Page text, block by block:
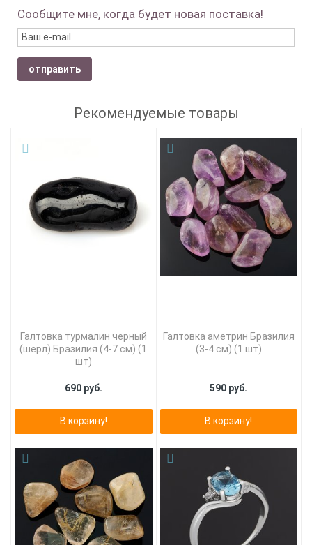
Сообщите мне, когда будет новая поставка!
отправить
Рекомендуемые товары
Галтовка турмалин черный
(шерл) Бразилия (4-7 см) (1
шт)
690 руб.
В корзину!
Галтовка аметрин Бразилия
(3-4 см) (1 шт)
590 руб.
В корзину!